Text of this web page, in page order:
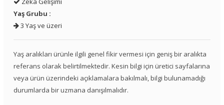
Yaş Grubu :
3 Yaş ve üzeri
Yaş aralıkları ürünle ilgili genel fikir vermesi için geniş bir aralıkta
referans olarak belirtilmektedir. Kesin bilgi için üretici sayfalarına
veya ürün üzerindeki açıklamalara bakılmalı, bilgi bulunamadığı
durumlarda bir uzmana danışılmalıdır.